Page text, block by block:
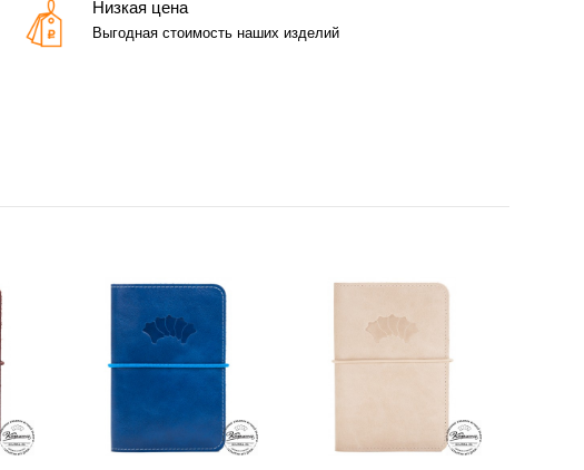
Низкая цена
Выгодная стоимость наших изделий